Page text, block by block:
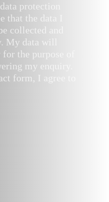
protection
that the data I
collected and
My data will
the purpose of
my enquiry.
form, I agree to